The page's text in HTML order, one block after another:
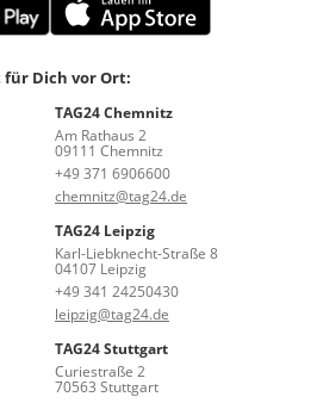
Dich vor Ort:
TAG24 Chemnitz
Am Rathaus 2
09111 Chemnitz
+49 371 6906600
chemnitz@tag24.de
TAG24 Leipzig
Karl-Liebknecht-Straße 8
04107 Leipzig
+49 341 24250430
leipzig@tag24.de
TAG24 Stuttgart
Curiestraße 2
70563 Stuttgart